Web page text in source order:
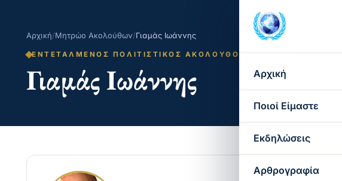
Αρχική
Ποιοί Είμαστε
Ο σκοπός μας
Εκδηλώσεις
Αρθρογραφία
Αρχική/Μητρώο Ακολούθων/Γιαμάς Ιωάννης
ΕΝΤΕΤΑΛΜΈΝΟΣ ΠΟΛΙΤΙΣΤΙΚΌΣ ΑΚΌΛΟΥΘΟΣ
Γιαμάς Ιωάννης